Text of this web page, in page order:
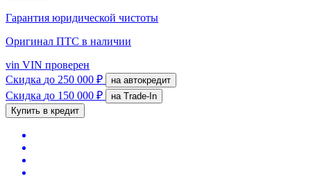
Гарантия юридической чистоты
Оригинал ПТС в наличии
vin VIN проверен
Скидка до 250 000 ₽ на автокредит
Скидка до 150 000 ₽
на Trade-In
Купить в кредит